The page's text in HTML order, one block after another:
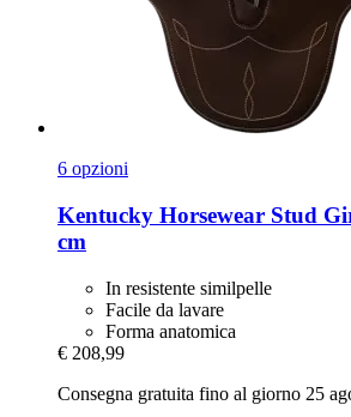
6 opzioni
Kentucky Horsewear Stud
cm
In resistente similpelle
Facile da lavare
Forma anatomica
€ 208,99
Consegna gratuita fino al giorno 25